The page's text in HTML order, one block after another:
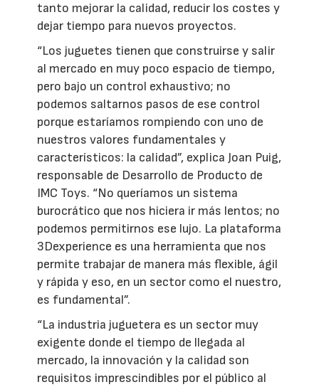
tanto mejorar la calidad, reducir los costes y
dejar tiempo para nuevos proyectos.
“Los juguetes tienen que construirse y salir
al mercado en muy poco espacio de tiempo,
pero bajo un control exhaustivo; no
podemos saltarnos pasos de ese control
porque estaríamos rompiendo con uno de
nuestros valores fundamentales y
característicos: la calidad”, explica Joan Puig,
responsable de Desarrollo de Producto de
IMC Toys. “No queríamos un sistema
burocrático que nos hiciera ir más lentos; no
podemos permitirnos ese lujo. La plataforma
3Dexperience es una herramienta que nos
permite trabajar de manera más flexible, ágil
y rápida y eso, en un sector como el nuestro,
es fundamental”.
“La industria juguetera es un sector muy
exigente donde el tiempo de llegada al
mercado, la innovación y la calidad son
requisitos imprescindibles por el público al